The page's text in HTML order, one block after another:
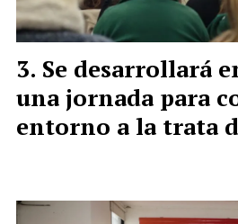
Se desarrollará
una jornada para
entorno a la trata